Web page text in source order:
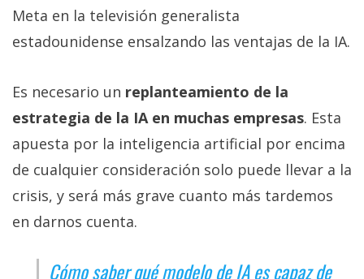
Meta en la televisión generalista
estadounidense ensalzando las ventajas de la IA.
Es necesario un replanteamiento de la
estrategia de la IA en muchas empresas. Esta
apuesta por la inteligencia artificial por encima
de cualquier consideración solo puede llevar a la
crisis, y será más grave cuanto más tardemos
en darnos cuenta.
Cómo saber qué modelo de IA es capaz de